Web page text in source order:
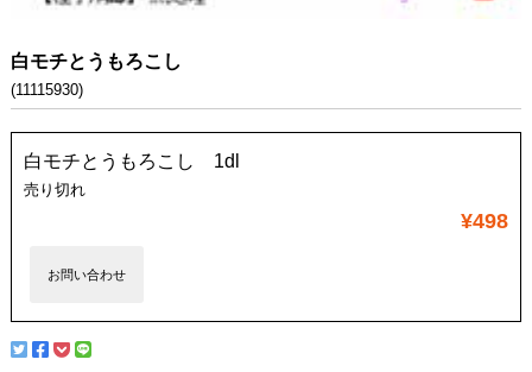
白モチとうもろこし
(11115930)
白モチとうもろこし 1dl
売り切れ
¥498
お問い合わせ